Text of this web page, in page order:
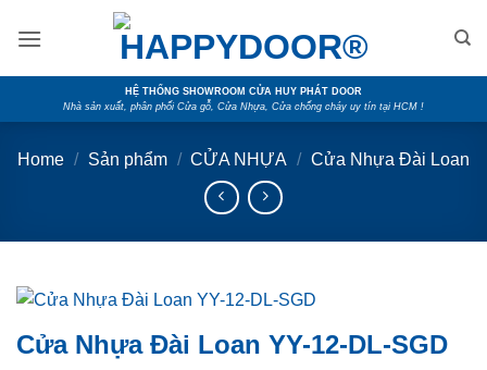
HỆ THỐNG SHOWROOM CỬA HUY PHÁT DOOR
Nhà sản xuất, phân phối Cửa gỗ, Cửa Nhựa, Cửa chống cháy uy tín tại HCM !
Home / Sản phẩm / CỬA NHỰA / Cửa Nhựa Đài Loan
Cửa Nhựa Đài Loan YY-12-DL-SGD